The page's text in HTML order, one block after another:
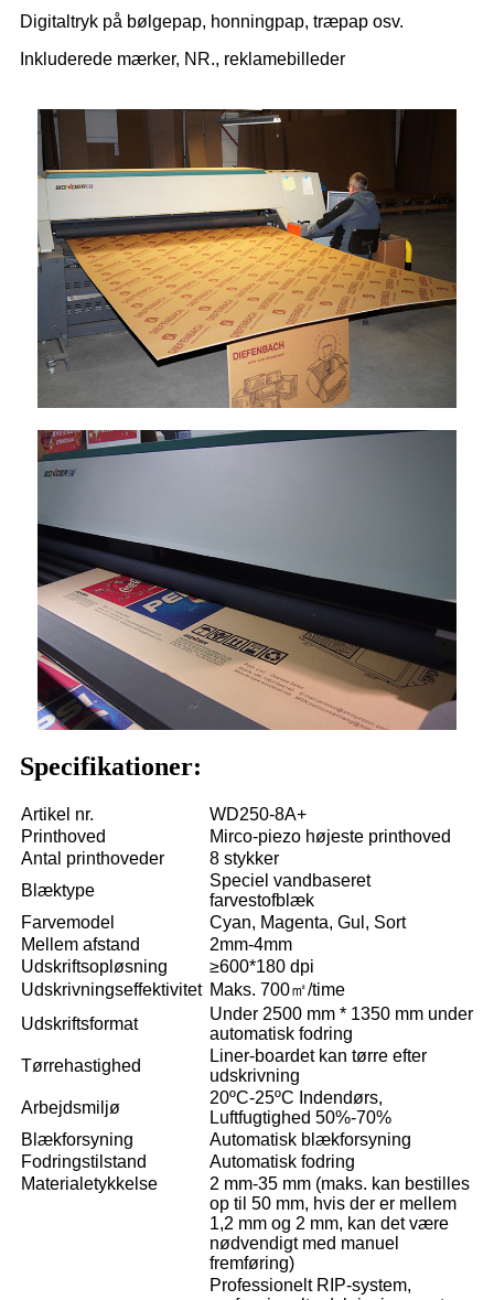
Digitaltryk på bølgepap, honningpap, træpap osv.
Inkluderede mærker, NR., reklamebilleder
Specifikationer:
Artikel nr.
WD250-8A+
Printhoved
Mirco-piezo højeste printhoved
Antal printhoveder
8 stykker
Blæktype
Speciel vandbaseret
farvestofblæk
Farvemodel
Cyan, Magenta, Gul, Sort
Mellem afstand
2mm-4mm
Udskriftsopløsning
≥600*180 dpi
Udskrivningseffektivitet Maks. 700㎡/time
Udskriftsformat
Under 2500 mm * 1350 mm under
automatisk fodring
Tørrehastighed
Liner-boardet kan tørre efter
udskrivning
Arbejdsmiljø
20ºC-25ºC Indendørs,
Luftfugtighed 50%-70%
Blækforsyning
Automatisk blækforsyning
Fodringstilstand
Automatisk fodring
Materialetykkelse
2 mm-35 mm (maks. kan bestilles
op til 50 mm, hvis der er mellem
1,2 mm og 2 mm, kan det være
nødvendigt med manuel
fremføring)
Professionelt RIP-system,